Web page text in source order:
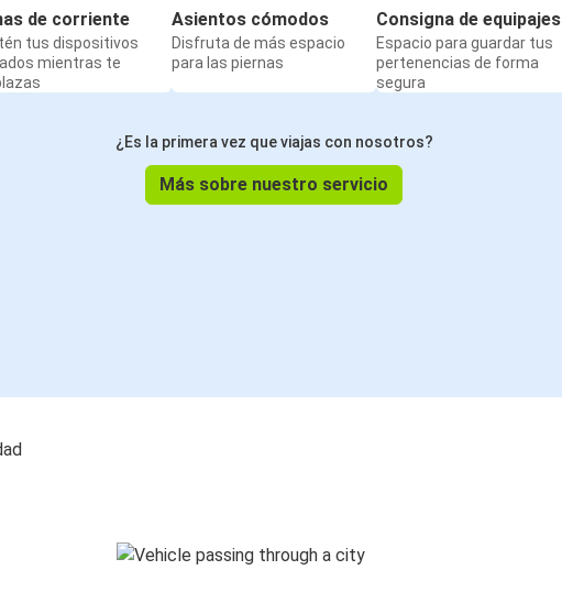
de corriente
tus dispositivos
mientras te
Asientos cómodos
Disfruta de más espacio
para las piernas
Consigna de equipajes
Espacio para guardar tus
pertenencias de forma
segura
¿Es la primera vez que viajas con nosotros?
Más sobre nuestro servicio